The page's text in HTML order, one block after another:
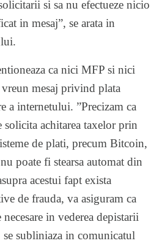
si sa nu efectueze nicio
in mesaj”, se arata in
ca nici MFP si nici
mesaj privind plata
a internetului. ”Precizam ca
achitarea taxelor prin
de plati, precum Bitcoin,
poate fi stearsa automat din
acestui fapt exista
de frauda, va asiguram ca
in vederea depistarii
subliniaza in comunicatul